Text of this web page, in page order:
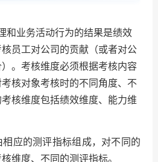
业务活动行为的结果是绩效
员工对公司的贡献（或者对公
。考核维度必须根据考核内容
核对象考核时的不同角度、不
核维度包括绩效维度、能力维
应的测评指标组成，对不同的
维度、不同的测评指标。